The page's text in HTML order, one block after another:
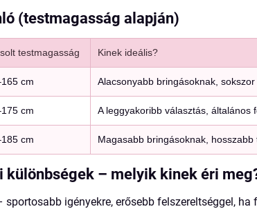
(testmagasság alapján)
testmagasság Kinek ideális?
cm Alacsonyabb bringásoknak,
cm A leggyakoribb választás, általános
cm Magasabb bringásoknak,
különbségek – melyik kinek éri
sportosabb igényekre, erősebb felszereltséggel, ha